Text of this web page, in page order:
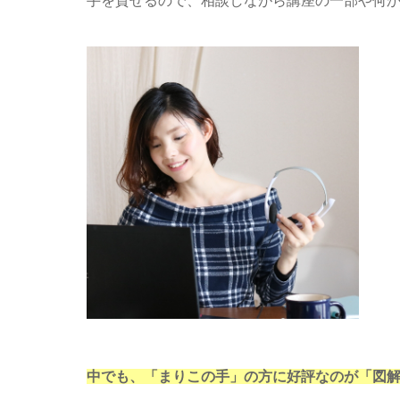
中でも、「まりこの手」の方に好評なのが「図解